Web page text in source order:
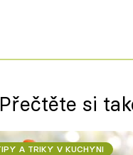
Přečtěte si
A TRIKY V KUCHYNI